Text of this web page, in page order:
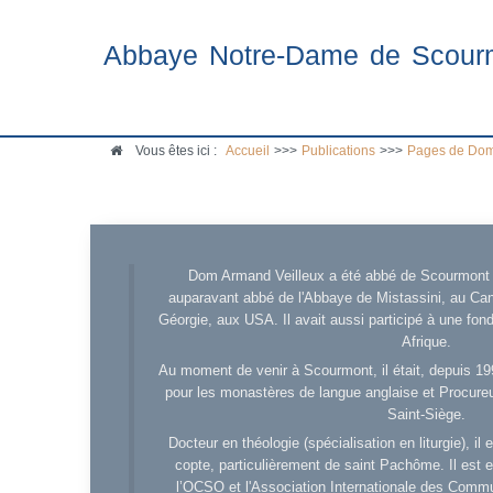
Abbaye Notre-Dame de
Vous êtes ici : Accueil >>> Publications >>> Pages de
Dom Armand Veilleux a été abbé de
auparavant abbé de l'Abbaye de Mistassini, au
Géorgie, aux USA. Il avait aussi participé à une
Afrique.
Au moment de venir à Scourmont, il était, depuis
pour les monastères de langue anglaise et
Saint-Siège.
Docteur en théologie (spécialisation en liturgie), il
copte, particulièrement de saint Pachôme. Il est
l’OCSO et l'Association Internationale des